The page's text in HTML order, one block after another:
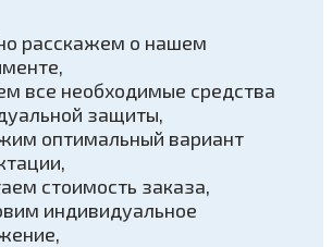
расскажем о нашем
все необходимые средства
защиты,
оптимальный вариант
стоимость заказа,
индивидуальное